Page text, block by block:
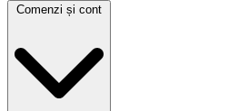
Comenzi și cont